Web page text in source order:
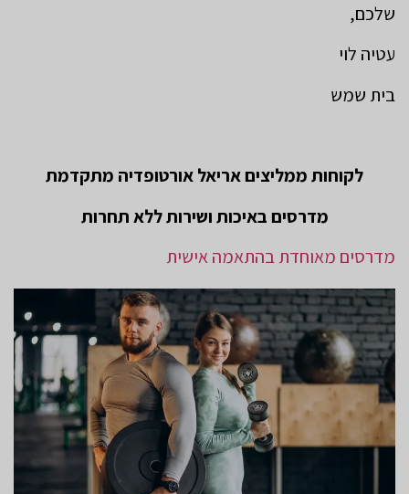
שלכם,
עטיה לוי
בית שמש
לקוחות ממליצים אריאל אורטופדיה מתקדמת
מדרסים באיכות ושירות ללא תחרות
מדרסים מאוחדת בהתאמה אישית